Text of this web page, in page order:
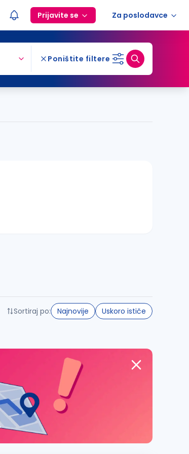
Prijavite se Za poslodavce
Poništite filtere
Sortiraj po: Najnovije Uskoro ističe